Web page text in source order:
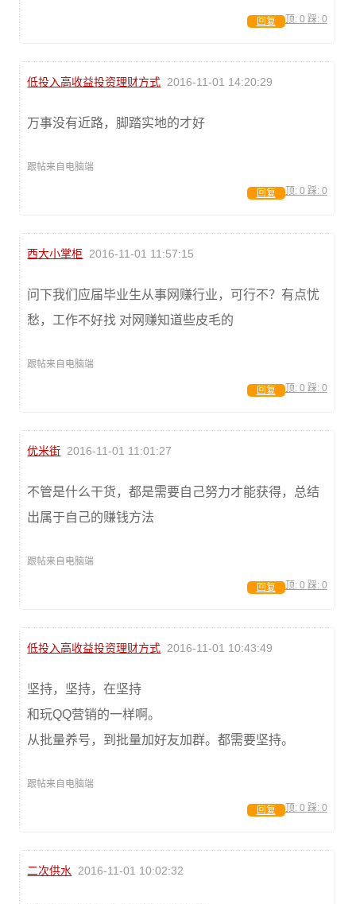
顶: 0 踩: 0
回复
低投入高收益投资理财方式 2016-11-01 14:20:29
万事没有近路，脚踏实地的才好
跟帖来自电脑端
顶: 0 踩: 0
回复
西大小掌柜 2016-11-01 11:57:15
问下我们应届毕业生从事网赚行业，可行不？有点忧
愁，工作不好找 对网赚知道些皮毛的
跟帖来自电脑端
顶: 0 踩: 0
回复
优米街 2016-11-01 11:01:27
不管是什么干货，都是需要自己努力才能获得，总结
出属于自己的赚钱方法
跟帖来自电脑端
顶: 0 踩: 0
回复
低投入高收益投资理财方式 2016-11-01 10:43:49
坚持，坚持，在坚持
和玩QQ营销的一样啊。
从批量养号，到批量加好友加群。都需要坚持。
跟帖来自电脑端
顶: 0 踩: 0
回复
二次供水 2016-11-01 10:02:32